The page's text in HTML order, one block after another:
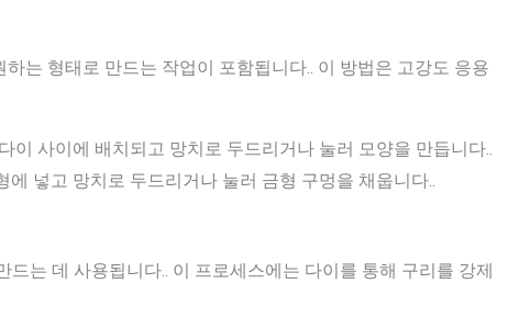
는 형태로 만드는 작업이 포함됩니다.. 이 방법은 고강도 응용
이 사이에 배치되고 망치로 두드리거나 눌러 모양을 만듭니다..
에 넣고 망치로 두드리거나 눌러 금형 구멍을 채웁니다..
는 데 사용됩니다.. 이 프로세스에는 다이를 통해 구리를 강제